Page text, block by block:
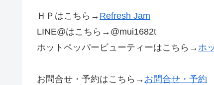
ＨＰはこちら→ Refresh Jam
LINE@はこちら→@mui1682t
ホットペッパービューティーはこちら→ホ
お問合せ・予約はこちら→ お問合せ・予約